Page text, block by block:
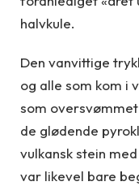
halvkule.
Den vanvittige
og alle som kom i
som
de glødende
vulkansk stein
var likevel bare